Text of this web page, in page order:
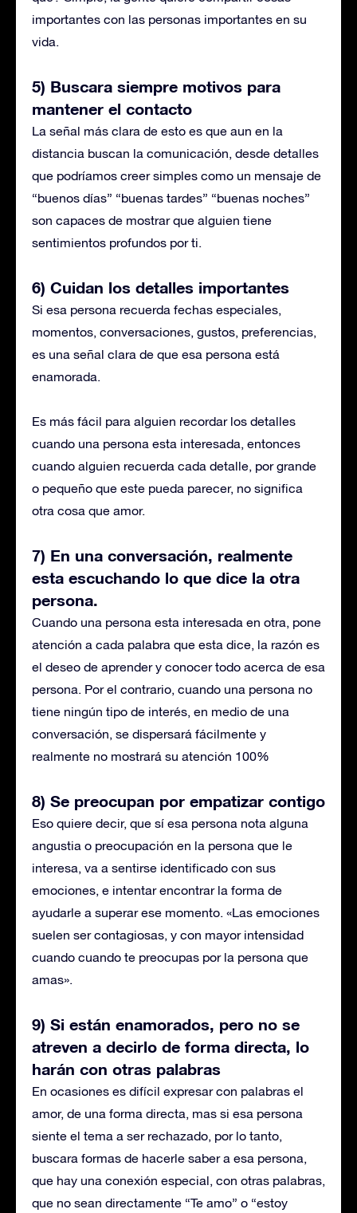
importantes con las personas importantes en su
vida.
5) Buscara siempre motivos para
mantener el contacto
La señal más clara de esto es que aun en la
distancia buscan la comunicación, desde detalles
que podríamos creer simples como un mensaje de
“buenos días” “buenas tardes” “buenas noches”
son capaces de mostrar que alguien tiene
sentimientos profundos por ti.
6) Cuidan los detalles importantes
Si esa persona recuerda fechas especiales,
momentos, conversaciones, gustos, preferencias,
es una señal clara de que esa persona está
enamorada.
Es más fácil para alguien recordar los detalles
cuando una persona esta interesada, entonces
cuando alguien recuerda cada detalle, por grande
o pequeño que este pueda parecer, no significa
otra cosa que amor.
7) En una conversación, realmente
esta escuchando lo que dice la otra
persona.
Cuando una persona esta interesada en otra, pone
atención a cada palabra que esta dice, la razón es
el deseo de aprender y conocer todo acerca de esa
persona. Por el contrario, cuando una persona no
tiene ningún tipo de interés, en medio de una
conversación, se dispersará fácilmente y
realmente no mostrará su atención 100%
8) Se preocupan por empatizar contigo
Eso quiere decir, que sí esa persona nota alguna
angustia o preocupación en la persona que le
interesa, va a sentirse identificado con sus
emociones, e intentar encontrar la forma de
ayudarle a superar ese momento. «Las emociones
suelen ser contagiosas, y con mayor intensidad
cuando cuando te preocupas por la persona que
amas».
9) Si están enamorados, pero no se
atreven a decirlo de forma directa, lo
harán con otras palabras
En ocasiones es difícil expresar con palabras el
amor, de una forma directa, mas si esa persona
siente el tema a ser rechazado, por lo tanto,
buscara formas de hacerle saber a esa persona,
que hay una conexión especial, con otras palabras,
que no sean directamente “Te amo” o “estoy